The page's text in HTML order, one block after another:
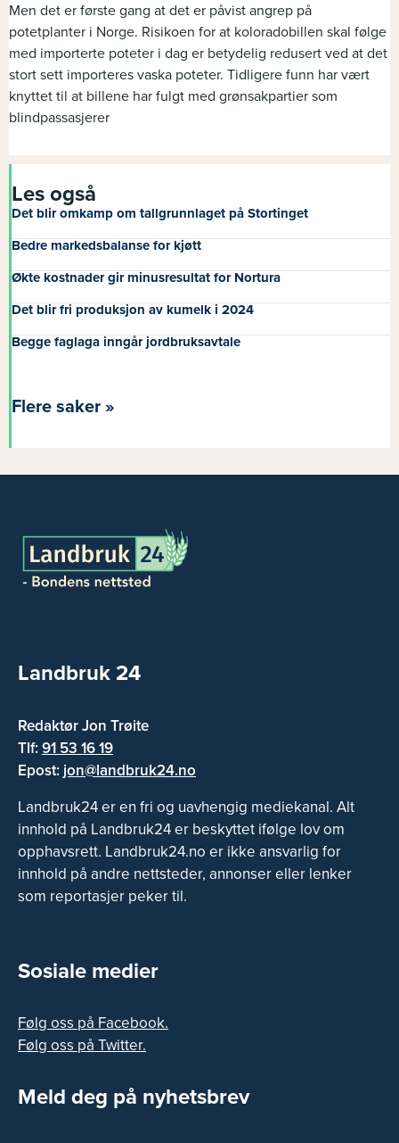
Men det er første gang at det er påvist angrep på
potetplanter i Norge. Risikoen for at koloradobillen skal følge
med importerte poteter i dag er betydelig redusert ved at det
stort sett importeres vaska poteter. Tidligere funn har vært
knyttet til at billene har fulgt med grønsakpartier som
blindpassasjerer
Les også
Det blir omkamp om tallgrunnlaget på Stortinget
Bedre markedsbalanse for kjøtt
Økte kostnader gir minusresultat for Nortura
Det blir fri produksjon av kumelk i 2024
Begge faglaga inngår jordbruksavtale
Flere saker »
Landbruk 24
Redaktør Jon Trøite
Tlf:91 53 16 19
Epost: jon@landbruk24.no
Landbruk24 er en fri og uavhengig mediekanal. Alt
innhold på Landbruk24 er beskyttet ifølge lov om
opphavsrett. Landbruk24.no er ikke ansvarlig for
innhold på andre nettsteder, annonser eller lenker
som reportasjer peker til.
Sosiale medier
Følg oss på Facebook.
Følg oss på Twitter.
Meld deg på nyhetsbrev